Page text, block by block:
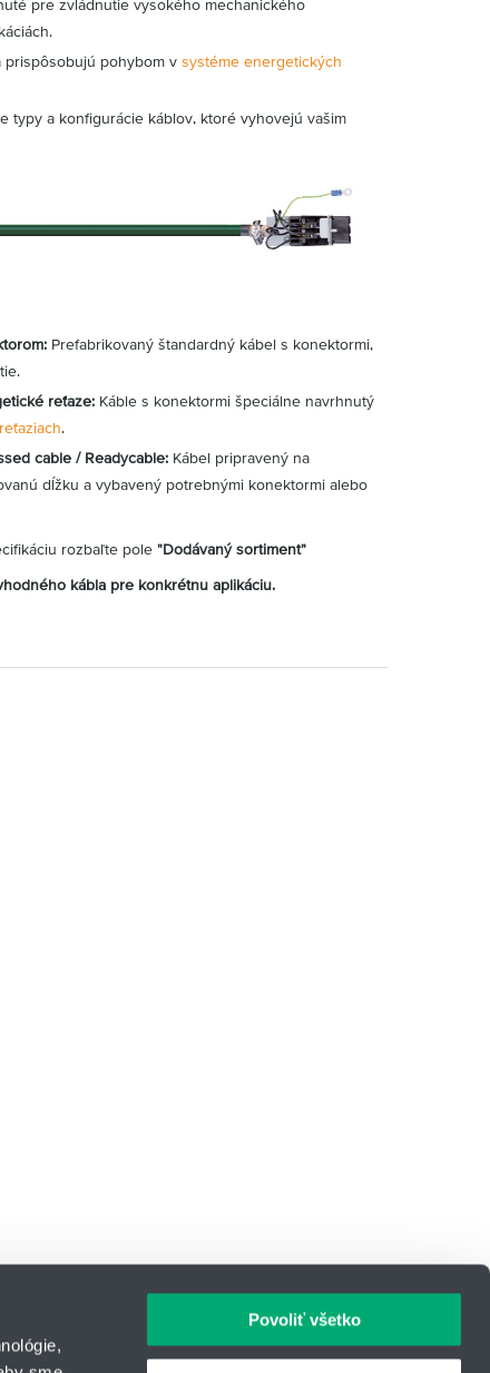
Povoliť všetko
pre zvládnutie vysokého mechanického
prispôsobujú pohybom v systéme energetických
typy a konfigurácie káblov, ktoré vyhovejú vašim
Prefabrikovaný štandardný kábel s konektormi,
reťaze: Káble s konektormi špeciálne navrhnutý
.
cable / Readycable: Kábel pripravený na
dĺžku a vybavený potrebnými konektormi alebo
rozbaľte pole "Dodávaný sortiment"
kábla pre konkrétnu aplikáciu.